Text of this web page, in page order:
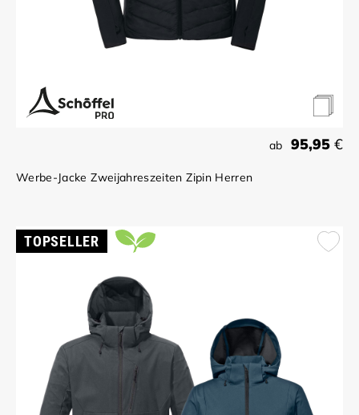
ab 95,95 €
Werbe-Jacke Zweijahreszeiten Zipin Herren
TOPSELLER